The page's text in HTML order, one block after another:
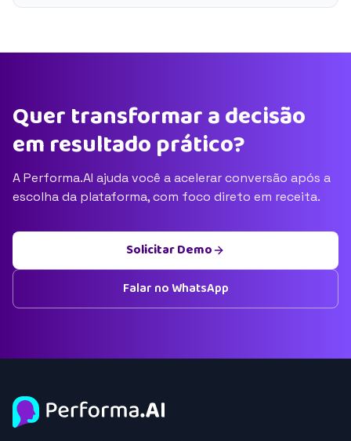
Quer transformar a decisão
em resultado prático?
A Performa.AI ajuda você a acelerar conversão após a
escolha da plataforma, com foco direto em receita.
Solicitar Demo
Falar no WhatsApp